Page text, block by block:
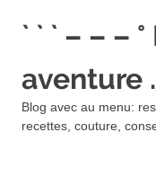
` ` ` – – –
aventure
Blog avec au menu:
recettes, couture,